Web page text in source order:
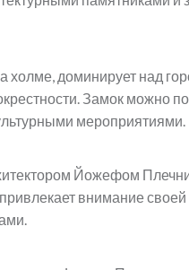
доминирует над
Замок можно
мероприятиями.
Йожефом
внимание